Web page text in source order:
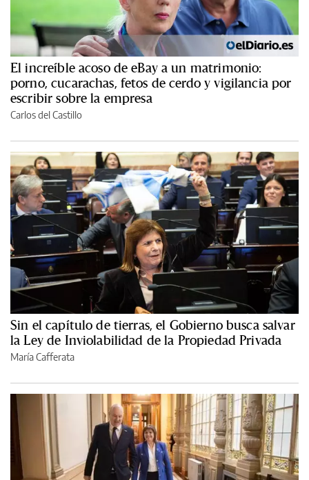
El increíble acoso de eBay a un matrimonio:
porno, cucarachas, fetos de cerdo y vigilancia por
escribir sobre la empresa
Carlos del Castillo
Sin el capítulo de tierras, el Gobierno busca salvar
la Ley de Inviolabilidad de la Propiedad Privada
María Cafferata